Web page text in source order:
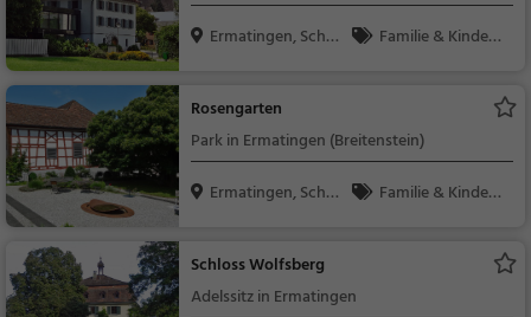
Ermatingen, Schw
Familie & Kinder,
Rosengarten
Park in Ermatingen (Breitenstein)
Ermatingen, Schw
Familie & Kinder,
Schloss Wolfsberg
Adelssitz in Ermatingen